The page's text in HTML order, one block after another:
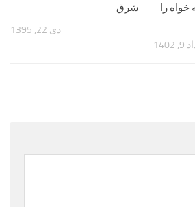
شرق
دی 22, 1395
خواه را